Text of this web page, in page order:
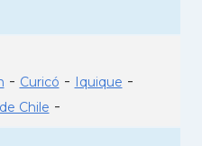
- Curicó - Iquique -
Chile -